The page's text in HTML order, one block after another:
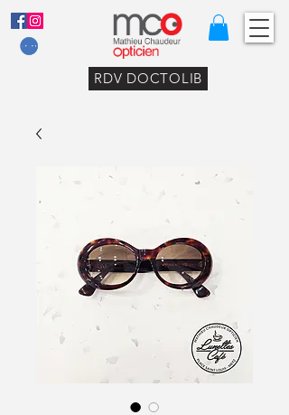
RDV DOCTOLIB